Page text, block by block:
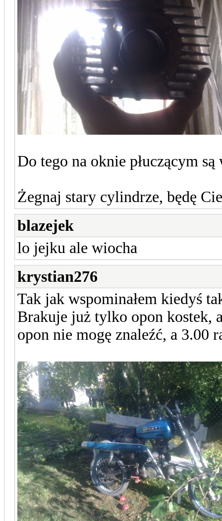
Do tego na oknie płuczącym
Żegnaj stary cylindrze, będę
blazejek
lo jejku ale wiocha
krystian276
Tak jak wspominałem kiedyś
Brakuje już tylko opon kostek,
opon nie mogę znaleźć, a 3.00